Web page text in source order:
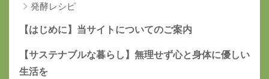
発酵レシピ
【はじめに】当サイトについてのご案内
【サステナブルな暮らし】無理せず心と身体に優しい
生活を